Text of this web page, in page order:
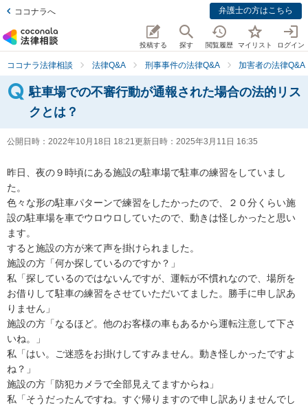
ココナラへ 弁護士の方はこちら
投稿する 探す 閲覧履歴 マイリスト ログイン
ココナラ法律相談 法律Q&A 刑事事件の法律Q&A 加害者の法律Q&A
駐車場での不審行動が通報された場合の法的リス
クとは？
公開日時： 2022年10月18日 18:21更新日時： 2025年3月11日 16:35
昨日、夜の９時頃にある施設の駐車場で駐車の練習をしていまし
た。
色々な形の駐車パターンで練習をしたかったので、２０分くらい施
設の駐車場を車でウロウロしていたので、動きは怪しかったと思い
ます。
すると施設の方が来て声を掛けられました。
施設の方「何か探しているのですか？」
私「探しているのではないんですが、運転が不慣れなので、場所を
お借りして駐車の練習をさせていただいてました。勝手に申し訳あ
りません」
施設の方「なるほど。他のお客様の車もあるから運転注意して下さ
いね。」
私「はい。ご迷惑をお掛けしてすみません。動き怪しかったですよ
ね？」
施設の方「防犯カメラで全部見えてますからね」
私「そうだったんですね。すぐ帰りますので申し訳ありませんでし